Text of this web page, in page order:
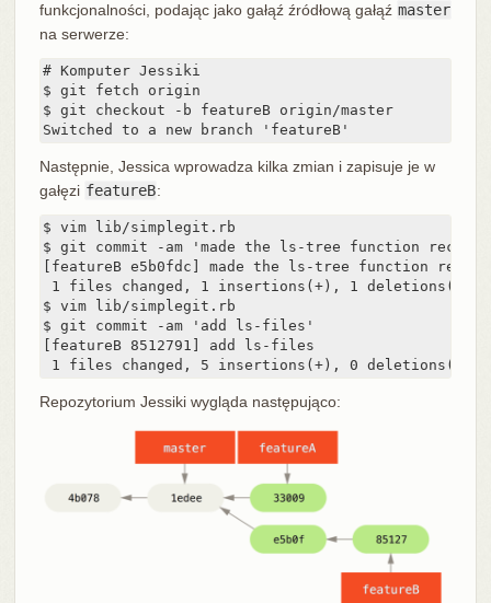
funkcjonalności, podając jako gałąź źródłową gałąź master
na serwerze:
# Komputer Jessiki
$ git fetch origin
$ git checkout -b featureB origin/master
Switched to a new branch 'featureB'
Następnie, Jessica wprowadza kilka zmian i zapisuje je w
gałęzi featureB:
$ vim lib/simplegit.rb
$ git commit -am 'made the ls-tree function
[featureB e5b0fdc] made the ls-tree function
1 files changed, 1 insertions(+), 1 deletions(-)
$ vim lib/simplegit.rb
$ git commit -am 'add ls-files'
[featureB 8512791] add ls-files
1 files changed, 5 insertions(+), 0 deletions(-)
Repozytorium Jessiki wygląda następująco: